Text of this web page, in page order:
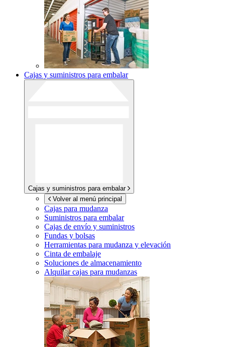
Cajas y suministros para embalar
Cajas y suministros para embalar
Volver al menú principal
Cajas para mudanza
Suministros para embalar
Cajas de envío y suministros
Fundas y bolsas
Herramientas para mudanza y elevación
Cinta de embalaje
Soluciones de almacenamiento
Alquilar cajas para mudanzas